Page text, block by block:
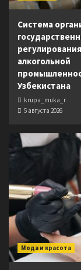
Система
регулирования
алкогольной
Узбекистана
krupa_muka_r
5 августа 2026
Мода и красота